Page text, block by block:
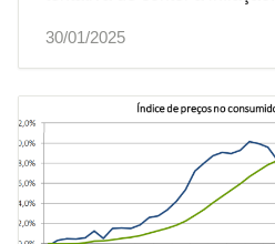
30/01/2025